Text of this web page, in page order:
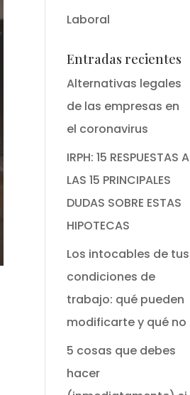
Laboral
Entradas recientes
Alternativas legales
de las empresas en
el coronavirus
IRPH: 15 RESPUESTAS A
LAS 15 PRINCIPALES
DUDAS SOBRE ESTAS
HIPOTECAS
Los intocables de tus
condiciones de
trabajo: qué pueden
modificarte y qué no
5 cosas que debes
hacer